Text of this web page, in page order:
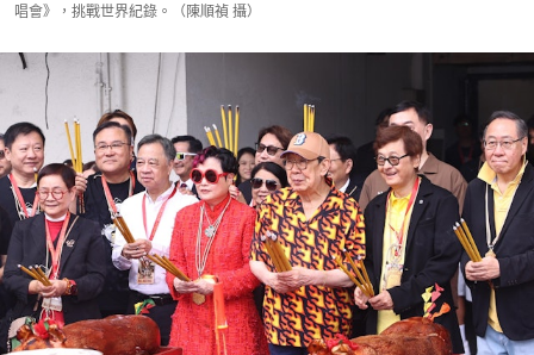
唱會》，挑戰世界紀錄。（陳順禎 攝）